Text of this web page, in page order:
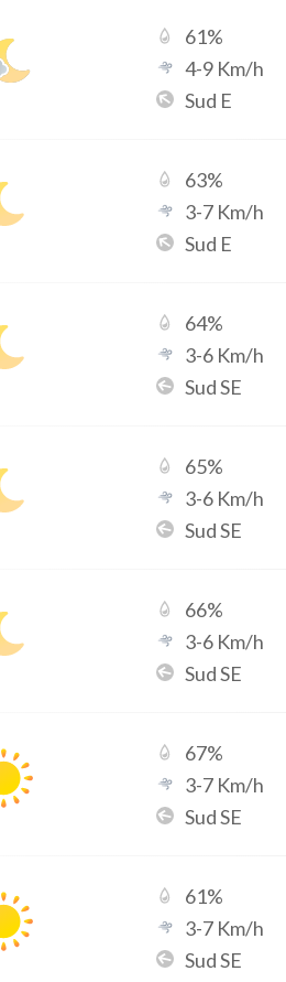
61%
4-9 Km/h
Sud E
63%
3-7 Km/h
Sud E
64%
3-6 Km/h
Sud SE
65%
3-6 Km/h
Sud SE
66%
3-6 Km/h
Sud SE
67%
3-7 Km/h
Sud SE
61%
3-7 Km/h
Sud SE